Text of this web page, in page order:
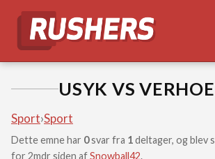
USYK VS
Sport›Sport
Dette emne har 0svar fra 1deltager, og blev
for 2mdr siden afSnowball42.